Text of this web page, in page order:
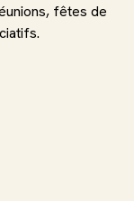
fêtes de